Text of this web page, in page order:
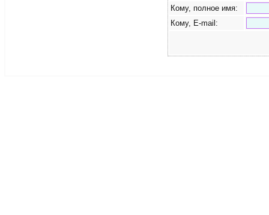
Кому, полное имя:
Кому, E-mail: